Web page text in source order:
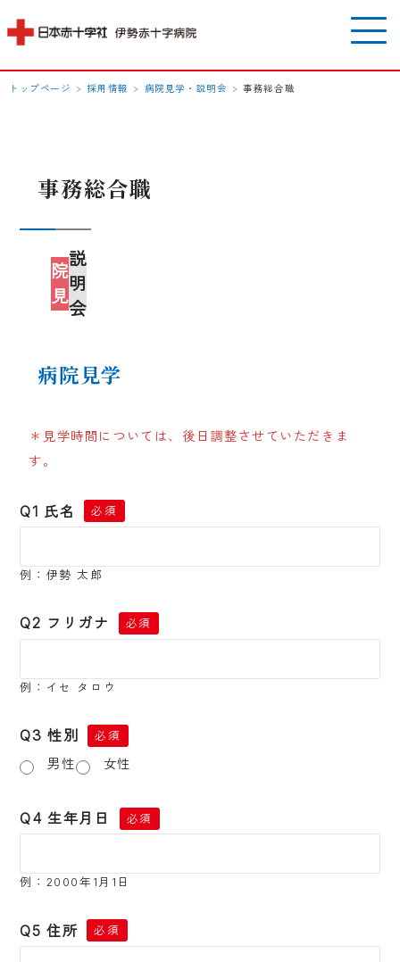
トップページ >採用情報 > 病院見学・説明会 >事務総合職
事務総合職
院
見
説
明
会
病院見学
＊見学時間については、後日調整させていただきま
す。
Q1 氏名 必須
例：伊勢 太郎
Q2 フリガナ 必須
例：イセ タロウ
Q3 性別 必須
男性 女性
Q4 生年月日 必須
例：2000年1月1日
Q5 住所 必須